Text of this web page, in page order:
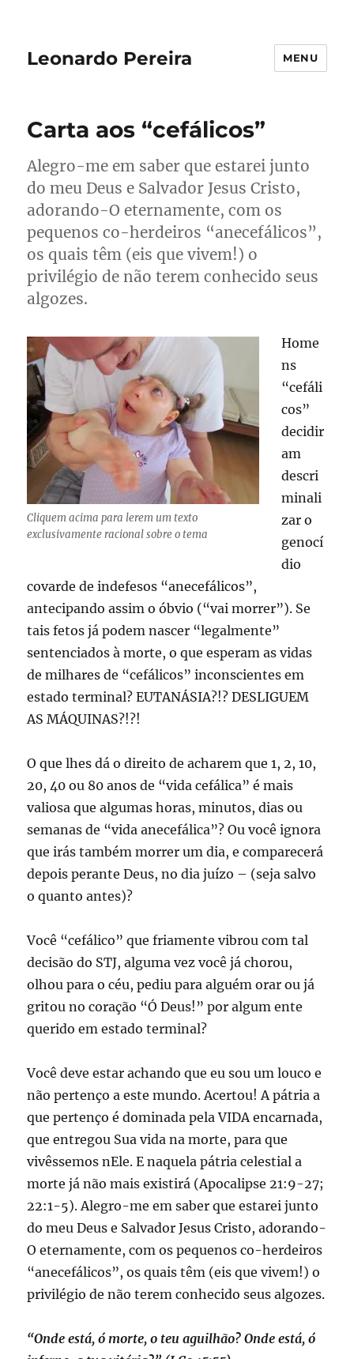
Leonardo Pereira MENU
Carta aos “cefálicos”
Alegro-me em saber que estarei junto
do meu Deus e Salvador Jesus Cristo,
adorando-O eternamente, com os
pequenos co-herdeiros “anecefálicos”,
os quais têm (eis que vivem!) o
privilégio de não terem conhecido seus
algozes.
Cliquem acima para lerem um texto
exclusivamente racional sobre o tema
Home
ns
“cefáli
cos”
decidir
am
descri
minali
zar o
genocí
dio
covarde de indefesos “anecefálicos”,
antecipando assim o óbvio (“vai morrer”). Se
tais fetos já podem nascer “legalmente”
sentenciados à morte, o que esperam as vidas
de milhares de “cefálicos” inconscientes em
estado terminal? EUTANÁSIA?!? DESLIGUEM
AS MÁQUINAS?!?!
O que lhes dá o direito de acharem que 1, 2, 10,
20, 40 ou 80 anos de “vida cefálica” é mais
valiosa que algumas horas, minutos, dias ou
semanas de “vida anecefálica”? Ou você ignora
que irás também morrer um dia, e comparecerá
depois perante Deus, no dia juízo – (seja salvo
o quanto antes)?
Você “cefálico” que friamente vibrou com tal
decisão do STJ, alguma vez você já chorou,
olhou para o céu, pediu para alguém orar ou já
gritou no coração “Ó Deus!” por algum ente
querido em estado terminal?
Você deve estar achando que eu sou um louco e
não pertenço a este mundo. Acertou! A pátria a
que pertenço é dominada pela VIDA encarnada,
que entregou Sua vida na morte, para que
vivêssemos nEle. E naquela pátria celestial a
morte já não mais existirá (Apocalipse 21:9-27;
22:1-5). Alegro-me em saber que estarei junto
do meu Deus e Salvador Jesus Cristo, adorando-
O eternamente, com os pequenos co-herdeiros
“anecefálicos”, os quais têm (eis que vivem!) o
privilégio de não terem conhecido seus algozes.
“Onde está, ó morte, o teu aguilhão? Onde está, ó